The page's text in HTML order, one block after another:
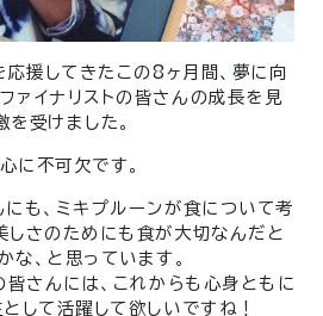
援してきたこの8ヶ月間、夢に向
ァイナリストの皆さんの成長を見
を受けました。
に不可欠です。
にも、ミキプルーンが食について考
しさのためにも食が大切なんだと
な、と思っています。
さんには、これからも心身ともに
して活躍して欲しいですね！